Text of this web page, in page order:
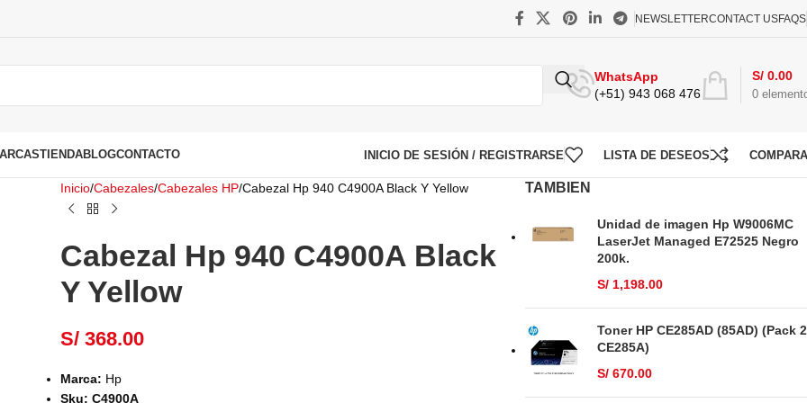
NEWSLETTERCONTACT USFAQS
WhatsApp
(+51) 943 068 476
0
S/ 0.00
TIENDABLOGCONTACTO INICIO DE SESIÓN / REGISTRARSE LISTA DE DESEOS
Inicio Cabezales Cabezales HP Cabezal Hp 940 C4900A Black Y Yellow
Cabezal Hp 940 C4900A Black
Y Yellow
S/ 368.00
Marca: Hp
Sku: C4900A
TAMBIEN
Unidad de imagen Hp W9006MC
LaserJet Managed E72525 Negro
200k.
S/1,198.00
Toner HP CE285AD (85AD) (Pack 2
CE285A)
S/670.00